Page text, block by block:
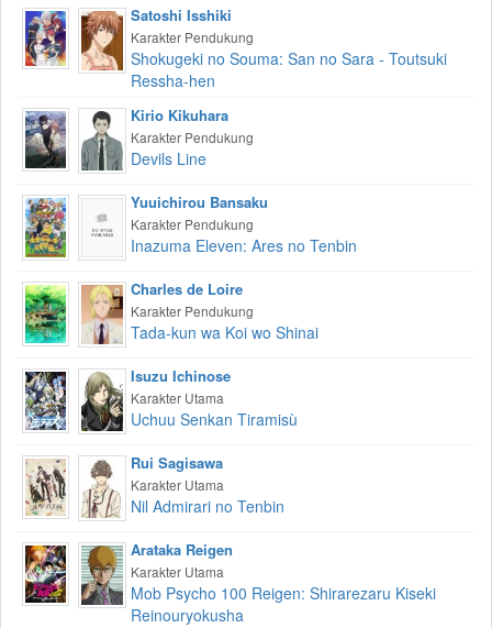
Satoshi Isshiki
Karakter Pendukung
Shokugeki no Souma: San no Sara - Toutsuki
Ressha-hen
Kirio Kikuhara
Karakter Pendukung
Devils Line
Yuuichirou Bansaku
Karakter Pendukung
Inazuma Eleven: Ares no Tenbin
Charles de Loire
Karakter Pendukung
Tada-kun wa Koi wo Shinai
Isuzu Ichinose
Karakter Utama
Uchuu Senkan Tiramisù
Rui Sagisawa
Karakter Utama
Nil Admirari no Tenbin
Arataka Reigen
Karakter Utama
Mob Psycho 100 Reigen: Shirarezaru Kiseki
Reinouryokusha